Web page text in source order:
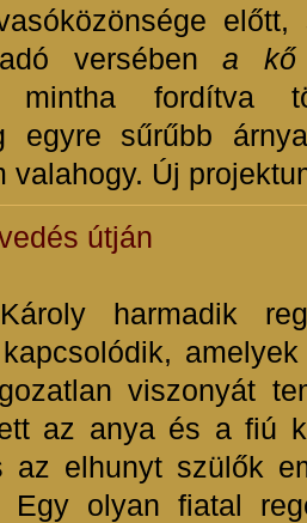
versébena kő
mintha fordítva
egyre sűrűbb
valahogy. Új
útján
harmadik
viszonyát
az anya és a fiú
az elhunyt szülők
Egy olyan fiatal